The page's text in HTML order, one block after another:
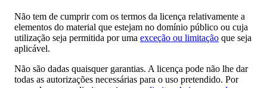
Não tem de cumprir com os termos da licença relativamente a
elementos do material que estejam no domínio público ou cuja
utilização seja permitida por uma exceção ou limitação que seja
aplicável.
Não são dadas quaisquer garantias. A licença pode não lhe dar
todas as autorizações necessárias para o uso pretendido. Por